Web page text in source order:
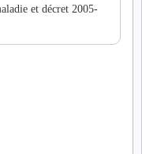
et décret 2005-